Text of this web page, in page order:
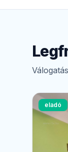
eladó